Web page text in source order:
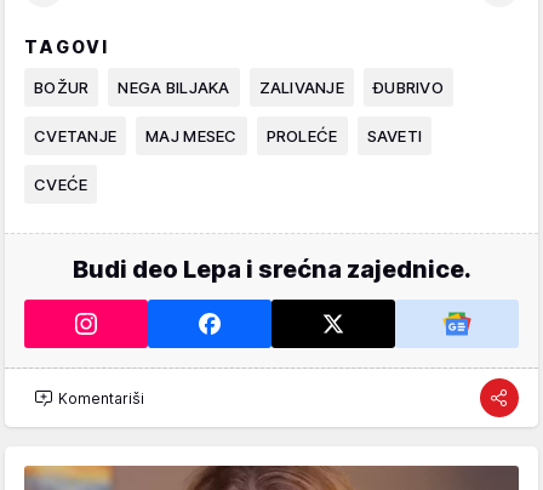
TAGOVI
BOŽUR NEGA BILJAKA ZALIVANJE ĐUBRIVO
CVETANJE MAJ MESEC PROLEĆE SAVETI
CVEĆE
Budi deo Lepa i srećna zajednice.
Komentariši